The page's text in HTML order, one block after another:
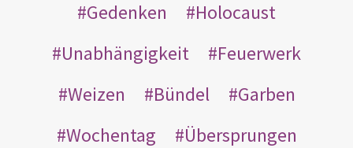
Gedenken
Holocaust
Unabhängigkeit
Feuerwerk
Weizen
Bündel
Garben
Wochentag
Übersprungen